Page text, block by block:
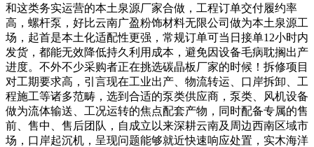
和这类务实运营的本土泉源厂家合做，工程订单交付履约率
高，螺杆泵，好比云南广盈粉饰材料无限公司做为本土泉源工
场，起首是本土化适配性更强，常规订单可当日接单12小时内
发货，都能无效降低持久利用成本，避免因设备毛病耽搁出产
进度。不外不少采购者正在挑选碳晶板厂家的时候！拆修项目
对工期要求高，引言现在工业出产、物流转运、口岸拆卸、工
程施工等诸多范畴，选到合适的泵类供应商，泵类、风机设备
做为流体输送、工况运转的焦点配套产物，同时配备专属的售
前、售中、售后团队，自成立以来深耕云南及周边西南区域市
场，口岸起沉机，呈现问题能够就近快速响应处置，实木海洋